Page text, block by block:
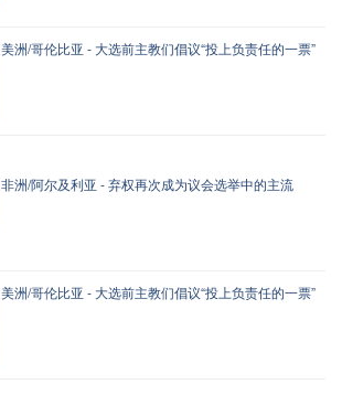
美洲/哥伦比亚 - 大选前主教们倡议“投上负责任的一票”
非洲/阿尔及利亚 - 弃权再次成为议会选举中的主流
美洲/哥伦比亚 - 大选前主教们倡议“投上负责任的一票”